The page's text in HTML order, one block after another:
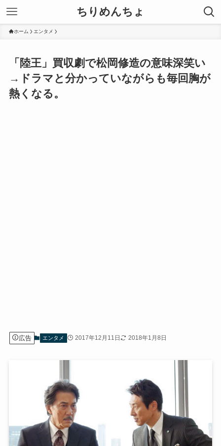
ちりめんちょ
ホーム エンタメ
「陸王」買収劇で松岡修造の意味深笑い
→ドラマと分かっていながらも毎回胸が
熱くなる。
広告 エンタメ 2017年12月11日 2018年1月8日